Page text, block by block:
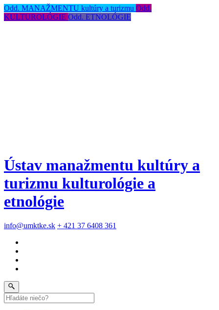
Odd. MANAŽMENTU kultúry a turizmu Odd.
KULTUROLÓGIE Odd. ETNOLÓGIE
Ústav manažmentu kultúry a
turizmu kulturológie a
etnológie
info@umktke.sk + 421 37 6408 361